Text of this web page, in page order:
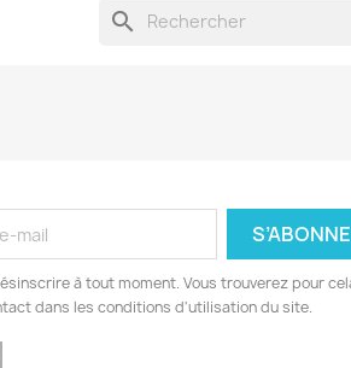
search
à tout moment. Vous trouverez pour
dans les conditions d'utilisation du site.